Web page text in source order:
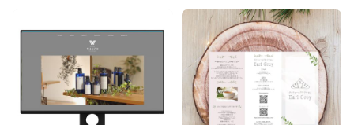
イン予約サイトの導入も可能で
す。 【実績】プライベートサロ
ン、よもぎ蒸しサロン、小顔サロ
ン、アーユルヴェーダサロン、ア
ロマサロン、コーチング、輸入関
係法人など